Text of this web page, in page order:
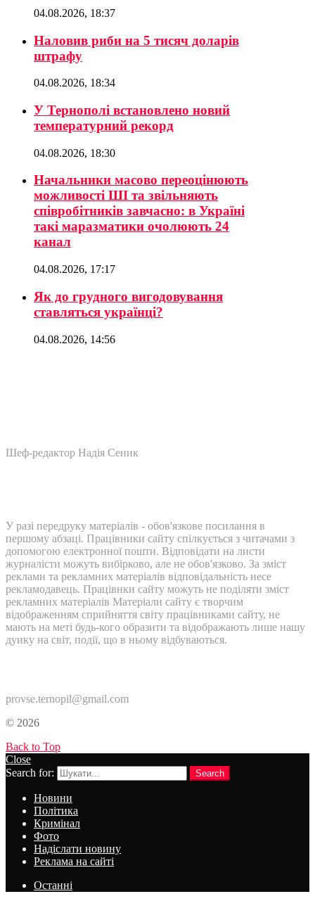
04.08.2026, 18:37
Наловив риби на 5 тисяч доларів
штрафу
04.08.2026, 18:34
У Тернополі встановлено новий
температурний рекорд
04.08.2026, 18:30
Начальники масово переоцінюють
можливості ШІ та звільняють
співробітників завчасно: в Україні
такі маразматики очолюють 24
канал
04.08.2026, 17:17
Як до грудного вигодовування
ставляться українці?
04.08.2026, 14:56
Шеф-редактор Надія Сеник
У разі передруку матеріалів - обов'язкове посилання в
першому абзаці. Працівники сайту спілкується з читачами з
допомогою електронної пошти. Відповідати на листи
журналісти можуть вибірково, але не обов'язково. За зміст
реклами та рекламних матеріалів відповідальність несе
рекламодавець. Працівнки сайту можуть не поділяти зміст
рекламних матеріалів Матеріали сайту є творчим
відображенням сприйняття світу працівниками сайту, не
мають на меті будь-кого образити та відображають лише нашу
дуику на світ, події, що в ньому відбуваються.
provse.ternopil@gmail.com
© 2026
Back to Top
Close
Search for:
Search
Новини
Політика
Кримінал
Фото
Надіслати новину
Реклама на сайті
Останні